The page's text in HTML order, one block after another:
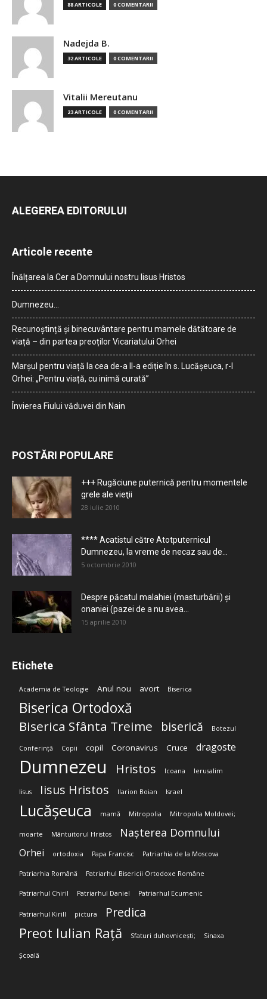
88 ARTICOLE 0 COMENTARII
Nadejda B.
32 ARTICOLE 0 COMENTARII
Vitalii Mereutanu
23 ARTICOLE 0 COMENTARII
ALEGEREA EDITORULUI
Articole recente
Înălțarea la Cer a Domnului nostru Iisus Hristos
Dumnezeu…
Recunoștință și binecuvântare pentru mamele dătătoare de
viață – din partea preoților Vicariatului Orhei
Marșul pentru viață la cea de-a II-a ediție în s. Lucășeuca, r-l
Orhei: „Pentru viață, cu inimă curată”
Învierea Fiului văduvei din Nain
POSTĂRI POPULARE
+++ Rugăciune puternică pentru momentele
grele ale vieţii
28 iulie 2010
**** Acatistul către Atotputernicul
Dumnezeu, la vreme de necaz sau de...
5 octombrie 2010
Despre păcatul malahiei (masturbării) şi
onaniei (pazei de a nu avea...
15 aprilie 2010
Etichete
Academia de Teologie Anul nou avort Biserica
Biserica Ortodoxă
Biserica Sfânta Treime biserică Botezul
Conferință Copii copil Coronavirus Cruce dragoste
Dumnezeu Hristos Icoana Ierusalim
Iisus Iisus Hristos Ilarion Boian Israel
Lucășeuca mamă Mitropolia Mitropolia Moldovei;
moarte Mântuitorul Hristos Nașterea Domnului
Orhei ortodoxia Papa Francisc Patriarhia de la Moscova
Patriarhia Română Patriarhul Bisericii Ortodoxe Române
Patriarhul Chiril Patriarhul Daniel Patriarhul Ecumenic
Patriarhul Kirill pictura Predica
Preot Iulian Rață Sfaturi duhovnicești; Sinaxa
Școală